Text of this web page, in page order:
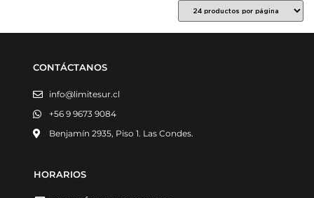
CONTÁCTANOS
info@limitesur.cl
+56 9 9673 9084
Benjamín 2935, Piso 1. Las Condes.
HORARIOS